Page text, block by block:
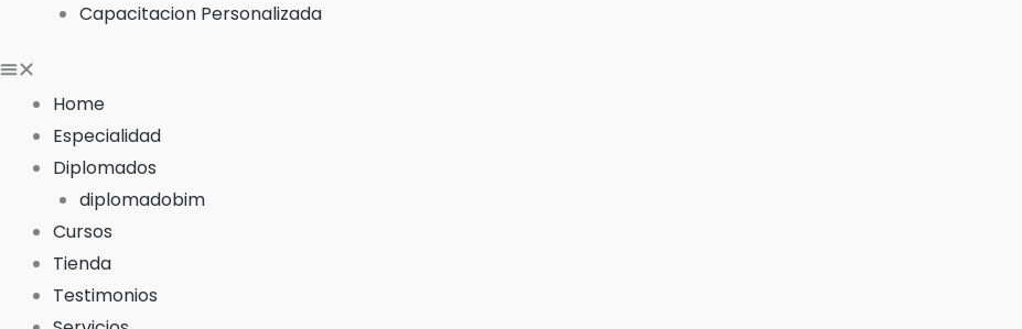
Capacitacion Personalizada
Home
Especialidad
Diplomados
diplomadobim
Cursos
Tienda
Testimonios